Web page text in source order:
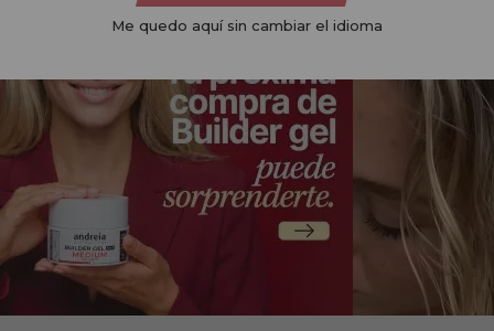
Me quedo aquí sin cambiar el idioma